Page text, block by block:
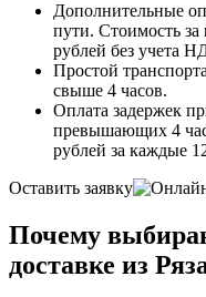
Дополнительные
пути. Стоимость
рублей без учета
Простой
свыше 4 часов.
Оплата задержек
превышающих 4
рублей за каждые
Оставить заявку
Почему
доставке из